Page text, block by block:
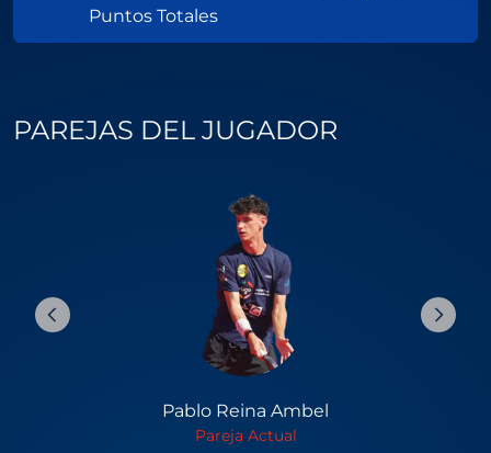
Puntos Totales
PAREJAS DEL JUGADOR
Pablo Reina Ambel
Pareja Actual